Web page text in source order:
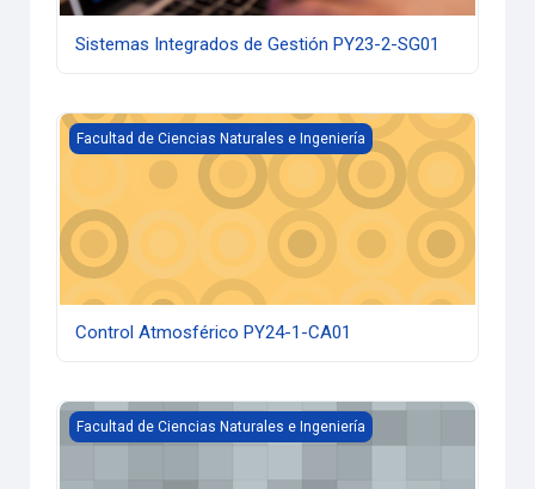
Sistemas Integrados de Gestión PY23-2-SG01
Control Atmosférico PY24-1-CA01
Facultad de Ciencias Naturales e Ingeniería
Control Atmosférico PY24-1-CA01
Manejo de Residuos Sólidos PY24-1-RS01
Facultad de Ciencias Naturales e Ingeniería